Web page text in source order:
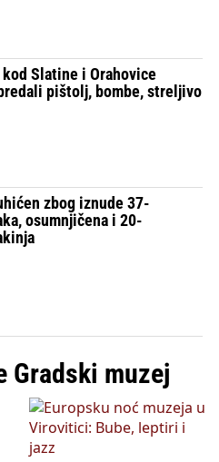
Slatine i Orahovice
pištolj, bombe, streljivo
zbog iznude 37-
osumnjičena i 20-
Gradski muzej